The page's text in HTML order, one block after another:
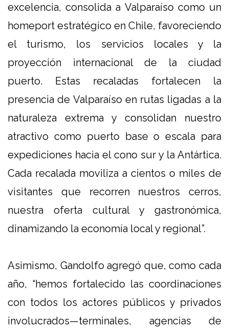
excelencia, consolida a Valparaíso como un
homeport estratégico en Chile, favoreciendo
el turismo, los servicios locales y la
proyección internacional de la ciudad
puerto. Estas recaladas fortalecen la
presencia de Valparaíso en rutas ligadas a la
naturaleza extrema y consolidan nuestro
atractivo como puerto base o escala para
expediciones hacia el cono sur y la Antártica.
Cada recalada moviliza a cientos o miles de
visitantes que recorren nuestros cerros,
nuestra oferta cultural y gastronómica,
dinamizando la economía local y regional”.
Asimismo, Gandolfo agregó que, como cada
año, “hemos fortalecido las coordinaciones
con todos los actores públicos y privados
involucrados—terminales, agencias de